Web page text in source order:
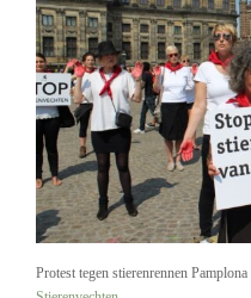
Protest tegen stierenrennen